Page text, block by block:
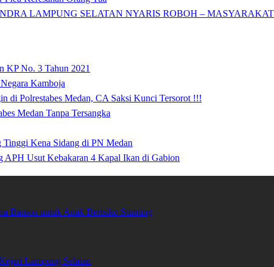
LAMPUNG SELATAN NYARIS ROBOH –
KP No. 3 Tahun 2021
Kamboja
di Polrestabes Medan, CA Saksi Kunci Tersorot !!!
Medan Tanpa Tersangka
Kena Sidang di PN Medan
APH Usut Kebakaran 4 Kapal Ikan di Gabion
Bansos untuk Anak Berisiko Stunting
Lampung Selatan